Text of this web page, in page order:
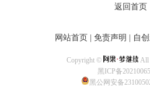
返回首页
网站首页 免责声明 自
Copyright ©
All
黑ICP备
黑公网安备